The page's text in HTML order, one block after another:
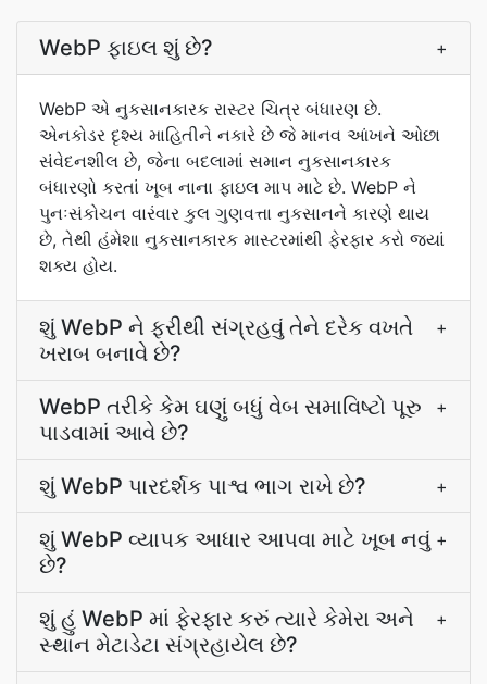
WebP ફાઇલ શું છે? +
WebP એ નુકસાનકારક રાસ્ટર ચિત્ર બંધારણ છે.
એનકોડર દૃશ્ય માહિતીને નકારે છે જે માનવ આંખને ઓછા
સંવેદનશીલ છે, જેના બદલામાં સમાન નુકસાનકારક
બંધારણો કરતાં ખૂબ નાના ફાઇલ માપ માટે છે. WebP ને
પુનઃસંકોચન વારંવાર કુલ ગુણવત્તા નુકસાનને કારણે થાય
છે, તેથી હંમેશા નુકસાનકારક માસ્ટરમાંથી ફેરફાર કરો જ્યાં
શક્ય હોય.
શું WebP ને ફરીથી સંગ્રહવું તેને દરેક વખતે
ખરાબ બનાવે છે?
+
WebP તરીકે કેમ ઘણું બધું વેબ સમાવિષ્ટો પૂરુ
પાડવામાં આવે છે?
+
શું WebP પારદર્શક પાશ્વ ભાગ રાખે છે? +
શું WebP વ્યાપક આધાર આપવા માટે ખૂબ નવું
છે?
+
શું હું WebP માં ફેરફાર કરું ત્યારે કેમેરા અને
સ્થાન મેટાડેટા સંગ્રહાયેલ છે?
+